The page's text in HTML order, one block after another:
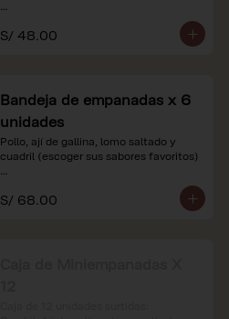
*Nuestros precios están expresados en
soles e incluyen impuestos de ley y
S/ 48.00
Bandeja de empanadas x 6
unidades
Pollo, ají de gallina, lomo saltado y
cuadril (escoger sus sabores favoritos)
*Nuestros precios están expresados en
soles e incluyen impuestos de ley y
S/ 68.00